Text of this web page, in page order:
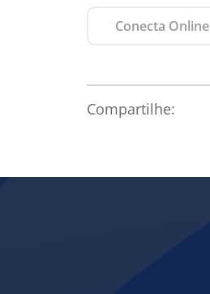
Conecta Online
Compartilhe: